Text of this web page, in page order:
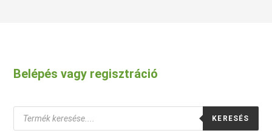
Belépés vagy regisztráció
Products
search
KERESÉS